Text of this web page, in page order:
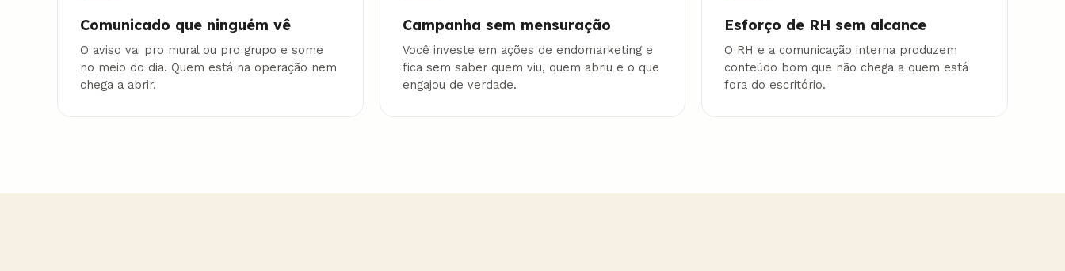
Comunicado que ninguém vê
O aviso vai pro mural ou pro grupo e some
no meio do dia. Quem está na operação nem
chega a abrir.
Campanha sem mensuração
Você investe em ações de endomarketing e
fica sem saber quem viu, quem abriu e o que
engajou de verdade.
Esforço de RH sem alcance
O RH e a comunicação interna produzem
conteúdo bom que não chega a quem está
fora do escritório.